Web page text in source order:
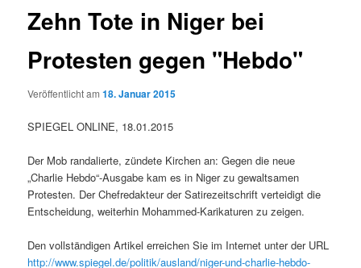
Zehn Tote in Niger bei
Protesten gegen "Hebdo"
Veröffentlicht am18. Januar 2015
SPIEGEL ONLINE, 18.01.2015
Der Mob randalierte, zündete Kirchen an: Gegen die neue
„Charlie Hebdo“-Ausgabe kam es in Niger zu gewaltsamen
Protesten. Der Chefredakteur der Satirezeitschrift verteidigt die
Entscheidung, weiterhin Mohammed-Karikaturen zu zeigen.
Den vollständigen Artikel erreichen Sie im Internet unter der URL
http://www.spiegel.de/politik/ausland/niger-und-charlie-hebdo-